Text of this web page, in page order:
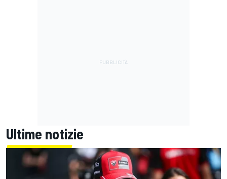
Ultime notizie